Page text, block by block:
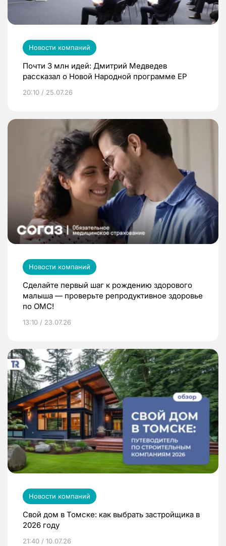
Новости компаний
Почти 3 млн идей: Дмитрий Медведев
рассказал о Новой Народной программе ЕР
20:10 / 25.07.26
Новости компаний
Сделайте первый шаг к рождению здорового
малыша — проверьте репродуктивное здоровье
по ОМС!
13:10 / 23.07.26
Новости компаний
Свой дом в Томске: как выбрать застройщика в
2026 году
21:40 / 10.07.26